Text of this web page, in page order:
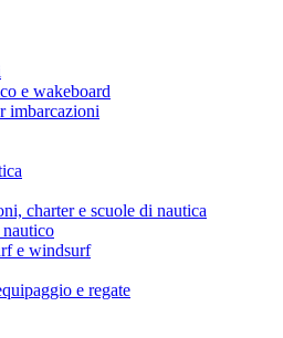
e wakeboard
imbarcazioni
charter e scuole di nautica
e windsurf
e regate